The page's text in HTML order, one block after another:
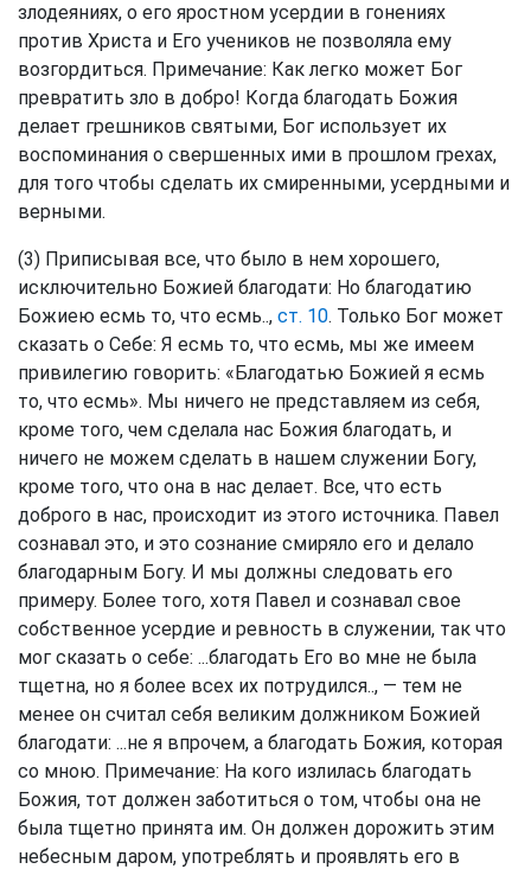
злодеяниях, о его яростном усердии в гонениях
против Христа и Его учеников не позволяла ему
возгордиться. Примечание: Как легко может Бог
превратить зло в добро! Когда благодать Божия
делает грешников святыми, Бог использует их
воспоминания о свершенных ими в прошлом грехах,
для того чтобы сделать их смиренными, усердными и
верными.
(3) Приписывая все, что было в нем хорошего,
исключительно Божией благодати: Но благодатию
Божиею есмь то, что есмь.., ст. 10. Только Бог может
сказать о Себе: Я есмь то, что есмь, мы же имеем
привилегию говорить: «Благодатью Божией я есмь
то, что есмь». Мы ничего не представляем из себя,
кроме того, чем сделала нас Божия благодать, и
ничего не можем сделать в нашем служении Богу,
кроме того, что она в нас делает. Все, что есть
доброго в нас, происходит из этого источника. Павел
сознавал это, и это сознание смиряло его и делало
благодарным Богу. И мы должны следовать его
примеру. Более того, хотя Павел и сознавал свое
собственное усердие и ревность в служении, так что
мог сказать о себе: ...благодать Его во мне не была
тщетна, но я более всех их потрудился.., — тем не
менее он считал себя великим должником Божией
благодати: ...не я впрочем, а благодать Божия, которая
со мною. Примечание: На кого излилась благодать
Божия, тот должен заботиться о том, чтобы она не
была тщетно принята им. Он должен дорожить этим
небесным даром, употреблять и проявлять его в